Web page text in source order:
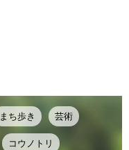
まち歩き 芸術
コウノトリ